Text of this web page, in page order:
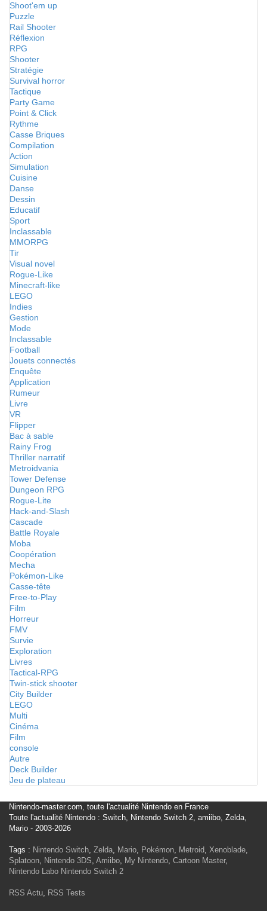
Shoot'em up
Puzzle
Rail Shooter
Réflexion
RPG
Shooter
Stratégie
Survival horror
Tactique
Party Game
Point & Click
Rythme
Casse Briques
Compilation
Action
Simulation
Cuisine
Danse
Dessin
Educatif
Sport
Inclassable
MMORPG
Tir
Visual novel
Rogue-Like
Minecraft-like
LEGO
Indies
Gestion
Mode
Inclassable
Football
Jouets connectés
Enquête
Application
Rumeur
Livre
VR
Flipper
Bac à sable
Rainy Frog
Thriller narratif
Metroidvania
Tower Defense
Dungeon RPG
Rogue-Lite
Hack-and-Slash
Cascade
Battle Royale
Moba
Coopération
Mecha
Pokémon-Like
Casse-tête
Free-to-Play
Film
Horreur
FMV
Survie
Exploration
Livres
Tactical-RPG
Twin-stick shooter
City Builder
LEGO
Multi
Cinéma
Film
console
Autre
Deck Builder
Jeu de plateau
Nintendo-master.com, toute l'actualité Nintendo en France
Toute l'actualité Nintendo : Switch, Nintendo Switch 2, amiibo, Zelda,
Mario - 2003-2026
Tags : Nintendo Switch, Zelda, Mario, Pokémon, Metroid, Xenoblade,
Splatoon, Nintendo 3DS, Amiibo, My Nintendo, Cartoon Master,
Nintendo Labo Nintendo Switch 2
RSS Actu, RSS Tests